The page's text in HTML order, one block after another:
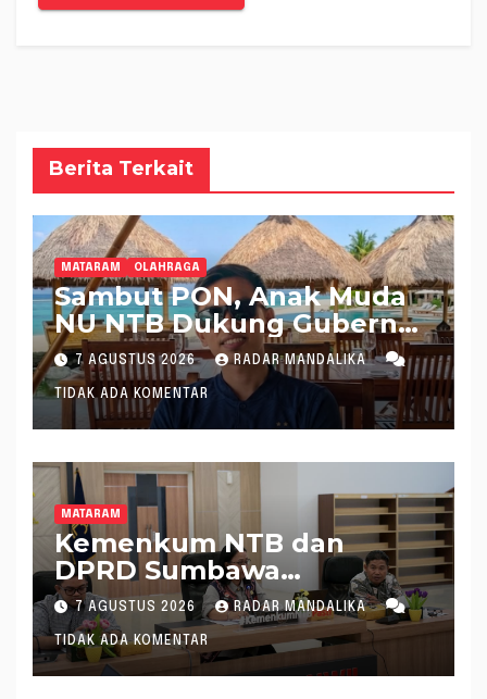
Berita Terkait
MATARAM OLAHRAGA
Sambut PON, Anak Muda
NU NTB Dukung Gubernur
Pimpin KONI NTB
7 AGUSTUS 2026 RADAR MANDALIKA
TIDAK ADA KOMENTAR
MATARAM
Kemenkum NTB dan
DPRD Sumbawa
Mantapkan Rencana
Pembentukan 8 Raperda
Inisiatif
7 AGUSTUS 2026 RADAR MANDALIKA
TIDAK ADA KOMENTAR